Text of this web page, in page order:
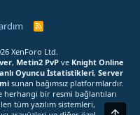
S
T
U
R
K
R
S
XenForo Ltd.
, Metin2 PvP ve Knight Online
Oyuncu İstatistikleri, Server
sunan bağımsız platformlardır.
herhangi bir resmi bağlantıları
tüm yazılım sistemleri,